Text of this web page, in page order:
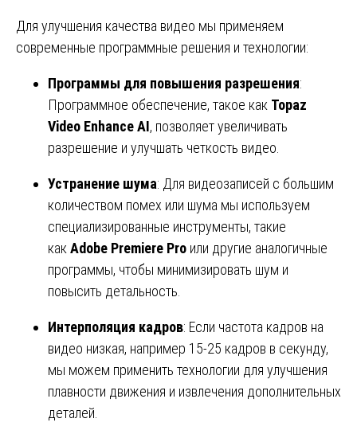
Для улучшения качества видео мы применяем
современные программные решения и технологии:
Программы для повышения разрешения:
Программное обеспечение, такое как Topaz
Video Enhance AI, позволяет увеличивать
разрешение и улучшать четкость видео.
Устранение шума: Для видеозаписей с большим
количеством помех или шума мы используем
специализированные инструменты, такие
как Adobe Premiere Pro или другие аналогичные
программы, чтобы минимизировать шум и
повысить детальность.
Интерполяция кадров: Если частота кадров на
видео низкая, например 15-25 кадров в секунду,
мы можем применить технологии для улучшения
плавности движения и извлечения дополнительных
деталей.